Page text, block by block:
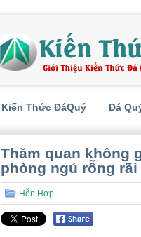
Kiến Thức ĐáQuý Đá
Thăm quan không
phòng ngủ rỗng rãi
Hỗn Hợp